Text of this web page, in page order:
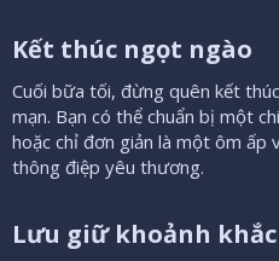
Kết thúc ngọt ngào​
Cuối bữa tối, đừng quên kết
mạn. Bạn có thể chuẩn bị một
hoặc chỉ đơn giản là một ôm ấp
thông điệp yêu thương.
Lưu giữ khoảnh khắc​